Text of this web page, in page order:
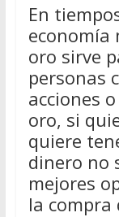
En
economía
oro sirve
personas
acciones
oro, si
quiere
dinero no
mejores
la compra